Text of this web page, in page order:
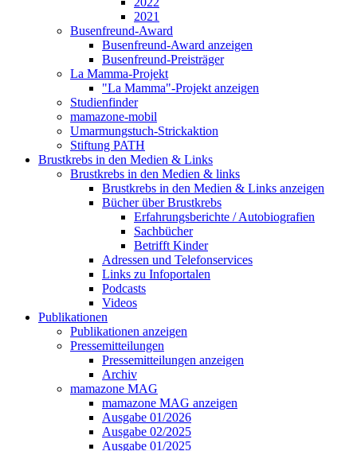
2021
Busenfreund-Award
Busenfreund-Award anzeigen
Busenfreund-Preisträger
La Mamma-Projekt
"La Mamma"-Projekt anzeigen
Studienfinder
mamazone-mobil
Umarmungstuch-Strickaktion
Stiftung PATH
Brustkrebs in den Medien & Links
Brustkrebs in den Medien & links
Brustkrebs in den Medien & Links anzeigen
Bücher über Brustkrebs
Erfahrungsberichte / Autobiografien
Sachbücher
Betrifft Kinder
Adressen und Telefonservices
Links zu Infoportalen
Podcasts
Videos
Publikationen
Publikationen anzeigen
Pressemitteilungen
Pressemitteilungen anzeigen
Archiv
mamazone MAG
mamazone MAG anzeigen
Ausgabe 01/2026
Ausgabe 02/2025
Ausgabe 01/2025